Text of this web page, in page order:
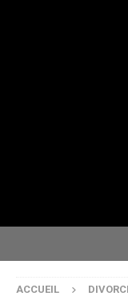
ACCUEIL